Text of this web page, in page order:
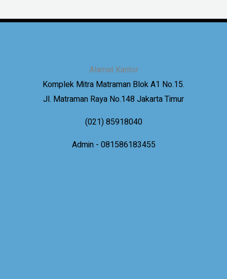
Alamat Kantor
Komplek Mitra Matraman Blok A1 No.15.
Jl. Matraman Raya No.148 Jakarta Timur
(021) 85918040
Admin - 081586183455